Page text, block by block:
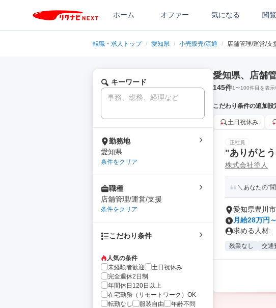
ホーム オファー 気になる 閲
転職・求人トップ / 愛知県 / 小売販売/流通 / 店舗管理/運営/支
キーワード
勤務地
愛知県
条件をクリア
職種
店舗管理/運営/支援
条件をクリア
こだわり条件
人気の条件
未経験者歓迎
土日祝休み
完全週休2日制
年間休日120日以上
在宅勤務（リモートワーク）OK
転勤なし
服装自由
年齢不問
愛知県、店舗
145件1〜100件目を表示
こだわり条件の追加
土日祝休み
正社員
"ありがと
株式会社塗人
＼あなたの”
愛知県豊川
月給28万円
求める人材:
残業なし 交通